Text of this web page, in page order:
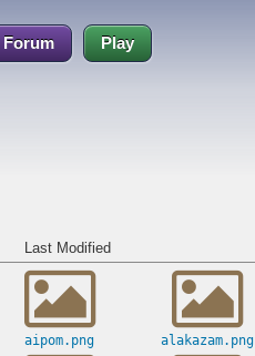
Forum Play
Last Modified
aipom.png alakazam.png